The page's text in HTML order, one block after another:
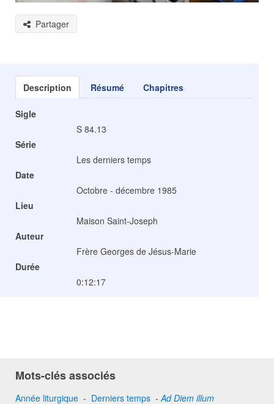
Partager
Description Résumé Chapitres
Sigle
S 84.13
Série
Les derniers temps
Date
Octobre - décembre 1985
Lieu
Maison Saint-Joseph
Auteur
Frère Georges de Jésus-Marie
Durée
0:12:17
Mots-clés associés
Année liturgique - Derniers temps - Ad Diem illum